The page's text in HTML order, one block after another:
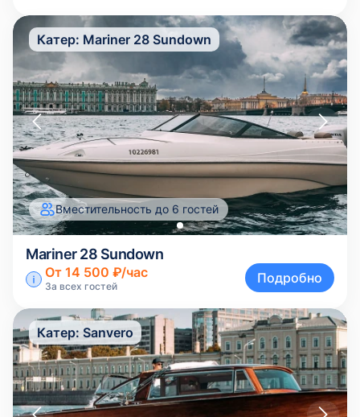
Вместительность до 6 гостей
Катер: Mariner 28 Sundown
Mariner 28 Sundown
От 14 500 ₽/час
За всех гостей Подробно
Катер: Sanvero